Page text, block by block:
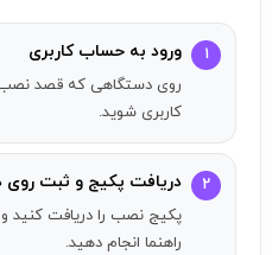
۱ ورود به حساب کاربری
روی دستگاهی که قصد نصب
کاربری شوید.
۲ دریافت پکیج و ثبت روی
پکیج نصب را دریافت کنید
راهنما انجام دهید.